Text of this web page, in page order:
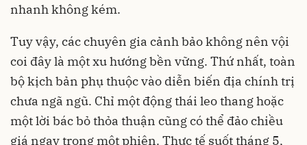
nhanh không kém.
Tuy vậy, các chuyên gia cảnh bảo không nên vội
coi đây là một xu hướng bền vững. Thứ nhất, toàn
bộ kịch bản phụ thuộc vào diễn biến địa chính trị
chưa ngã ngũ. Chỉ một động thái leo thang hoặc
một lời bác bỏ thỏa thuận cũng có thể đảo chiều
giá ngay trong một phiên. Thực tế suốt tháng 5,